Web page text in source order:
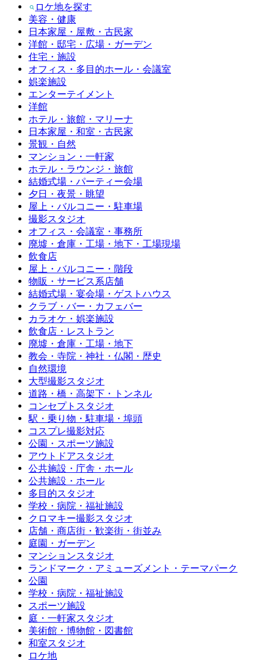
ロケ地を探す
美容・健康
日本家屋・屋敷・古民家
洋館・邸宅・広場・ガーデン
住宅・施設
オフィス・多目的ホール・会議室
娯楽施設
エンターテイメント
洋館
ホテル・旅館・マリーナ
日本家屋・和室・古民家
景観・自然
マンション・一軒家
ホテル・ラウンジ・旅館
結婚式場・パーティー会場
夕日・夜景・眺望
屋上・バルコニー・駐車場
撮影スタジオ
オフィス・会議室・事務所
廃墟・倉庫・工場・地下・工場現場
飲食店
屋上・バルコニー・階段
物販・サービス系店舗
結婚式場・宴会場・ゲストハウス
クラブ・バー・カフェバー
カラオケ・娯楽施設
飲食店・レストラン
廃墟・倉庫・工場・地下
教会・寺院・神社・仏閣・歴史
自然環境
大型撮影スタジオ
道路・橋・高架下・トンネル
コンセプトスタジオ
駅・乗り物・駐車場・埠頭
コスプレ撮影対応
公園・スポーツ施設
アウトドアスタジオ
公共施設・庁舎・ホール
公共施設・ホール
多目的スタジオ
学校・病院・福祉施設
クロマキー撮影スタジオ
店舗・商店街・歓楽街・街並み
庭園・ガーデン
マンションスタジオ
ランドマーク・アミューズメント・テーマパーク
公園
学校・病院・福祉施設
スポーツ施設
庭・一軒家スタジオ
美術館・博物館・図書館
和室スタジオ
ロケ地